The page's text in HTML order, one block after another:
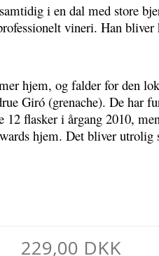
i en dal med store
vineri. Han bliver
hjem, og falder for den
Giró (grenache). De har
12 flasker i årgang 2010,
hjem. Det bliver utrolig
229,00 DKK